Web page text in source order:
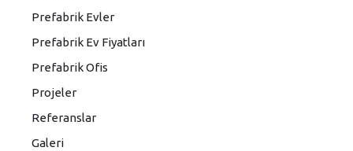
Prefabrik Evler
Prefabrik Ev Fiyatları
Prefabrik Ofis
Projeler
Referanslar
Galeri